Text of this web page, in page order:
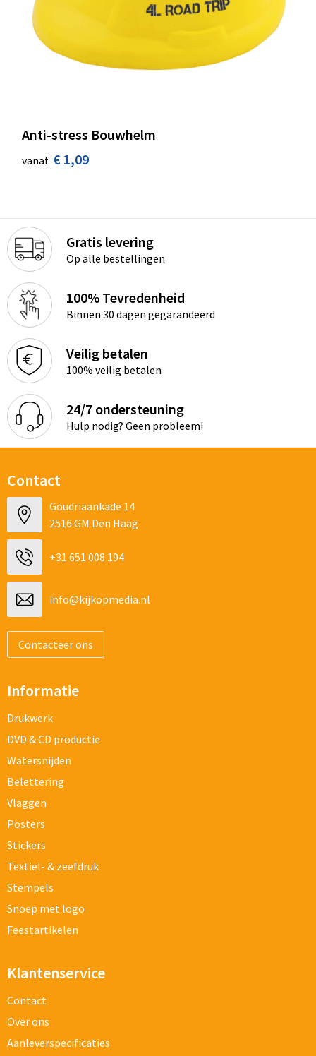
Anti-stress Bouwhelm
vanaf € 1,09
Gratis levering
Op alle bestellingen
100% Tevredenheid
Binnen 30 dagen gegarandeerd
Veilig betalen
100% veilig betalen
24/7 ondersteuning
Hulp nodig? Geen probleem!
Contact
Goudriaankade 14
2516 GM Den Haag
+31 651 008 194
info@kijkopmedia.nl
Contacteer ons
Informatie
Drukwerk
DVD & CD productie
Watersnijden
Belettering
Vlaggen
Posters
Stickers
Textiel- & zeefdruk
Stempels
Snoep met logo
Feestartikelen
Klantenservice
Contact
Over ons
Aanleverspecificaties